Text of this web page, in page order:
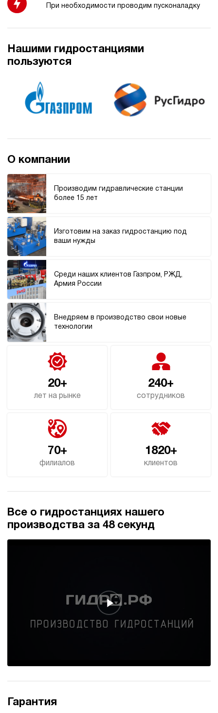
Гидростанция НЭЭ-4,5И221Т
4.6
67 080 руб Купить
э/магнитный
Гидростанция НЭЭ-4,5И241Т
3.3
67 080 руб
электрический
При необходимости проводим пусконаладку
Нашими гидростанциями
пользуются
О компании
Производим гидравлические станции
более 15 лет
Изготовим на заказ гидростанцию под
ваши нужды
Среди наших клиентов Газпром, РЖД,
Армия России
Внедряем в производство свои новые
технологии
20+
лет на рынке
240+
сотрудников
70+
филиалов
1820+
клиентов
Все о гидростанциях нашего
производства за 48 секунд
Гарантия